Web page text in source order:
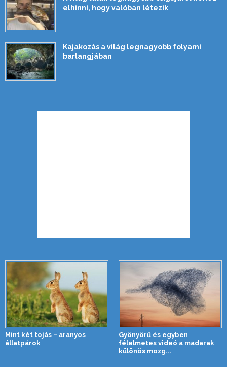
elhinni, hogy valóban létezik
Kajakozás a világ legnagyobb folyami
barlangjában
Mint két tojás – aranyos
állatpárok
Gyönyörű és egyben
félelmetes videó a madarak
különös mozg...